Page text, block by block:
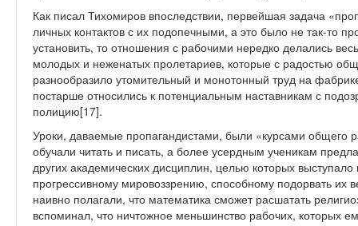
Как писал Тихомиров впоследствии, первейшая задача
личных контактов с их подопечными, а это было не так-то
установить, то отношения с рабочими нередко делались
молодых и неженатых пролетариев, которые с радостью
разнообразило утомительный и монотонный труд на
постарше относились к потенциальным наставникам с
полицию[17].
Уроки, даваемые пропагандистами, были «курсами общего
обучали читать и писать, а более усердным ученикам
других академических дисциплин, целью которых
прогрессивному мировоззрению, способному подорвать их
наивно полагали, что математика сможет расшатать
вспоминал, что ничтожное меньшинство рабочих, которых